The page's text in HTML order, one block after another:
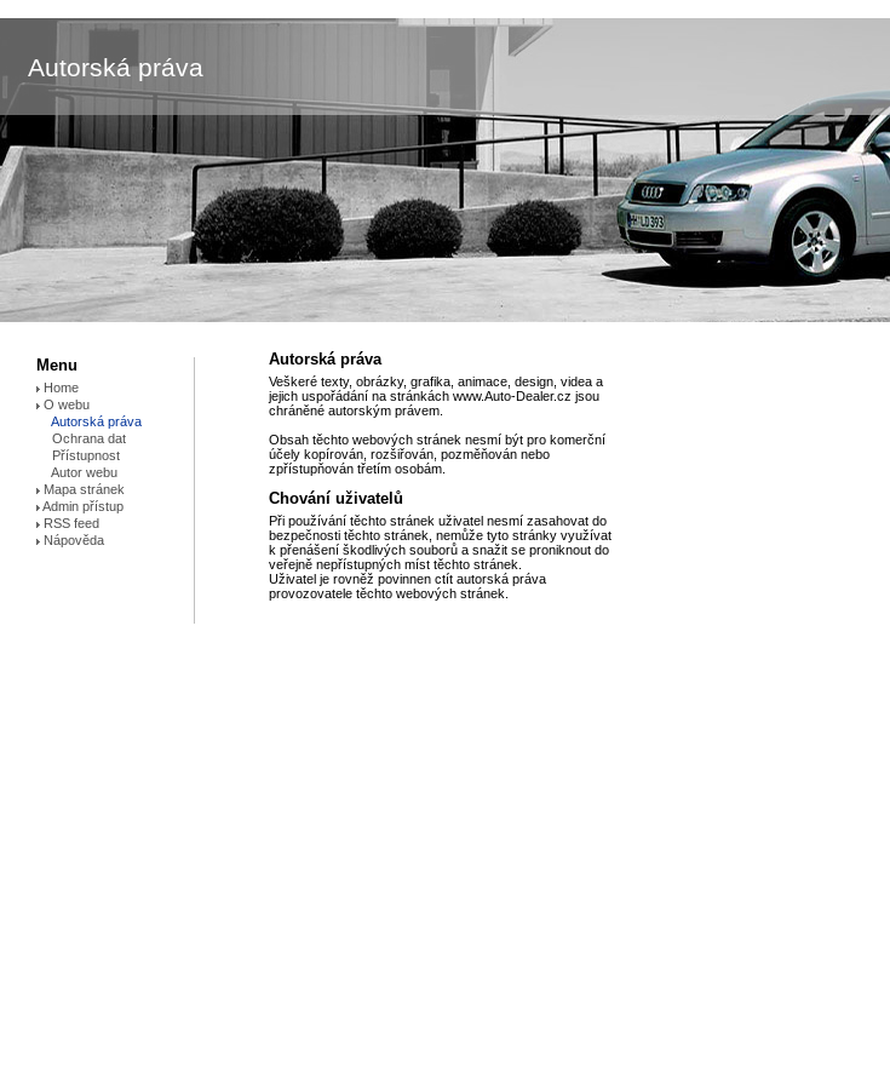
Autorská práva
Autorská práva
Veškeré texty, obrázky, grafika, animace, design, videa a
jejich uspořádání na stránkách www.Auto-Dealer.cz jsou
chráněné autorským právem.
Obsah těchto webových stránek nesmí být pro komerční
účely kopírován, rozšiřován, pozměňován nebo
zpřístupňován třetím osobám.
Chování uživatelů
Při používání těchto stránek uživatel nesmí zasahovat do
bezpečnosti těchto stránek, nemůže tyto stránky využívat
k přenášení škodlivých souborů a snažit se proniknout do
veřejně nepřístupných míst těchto stránek.
Uživatel je rovněž povinnen ctít autorská práva
provozovatele těchto webových stránek.
Menu
Home
O webu
Autorská práva
Ochrana dat
Přístupnost
Autor webu
Mapa stránek
Admin přístup
RSS feed
Nápověda